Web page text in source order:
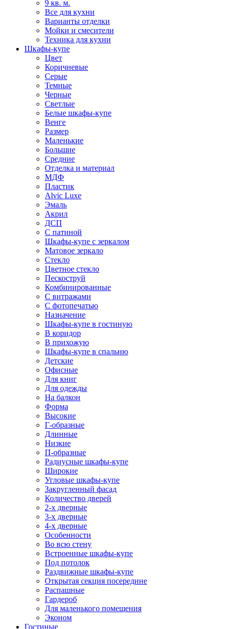
9 кв. м.
Все для кухни
Варианты отделки
Мойки и смесители
Техника для кухни
Шкафы-купе
Цвет
Коричневые
Серые
Темные
Черные
Светлые
Белые шкафы-купе
Венге
Размер
Маленькие
Большие
Средние
Отделка и материал
МДФ
Пластик
Alvic Luxe
Эмаль
Акрил
ДСП
С патиной
Шкафы-купе с зеркалом
Матовое зеркало
Стекло
Цветное стекло
Пескоструй
Комбинированные
С витражами
С фотопечатью
Назначение
Шкафы-купе в гостиную
В коридор
В прихожую
Шкафы-купе в спальню
Детские
Офисные
Для книг
Для одежды
На балкон
Форма
Высокие
Г-образные
Длинные
Низкие
П-образные
Радиусные шкафы-купе
Широкие
Угловые шкафы-купе
Закругленный фасад
Количество дверей
2-х дверные
3-х дверные
4-х дверные
Особенности
Во всю стену
Встроенные шкафы-купе
Под потолок
Раздвижные шкафы-купе
Открытая секция посередине
Распашные
Гардероб
Для маленького помещения
Эконом
Гостиные